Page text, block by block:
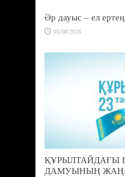
Әр дауыс – ел
03/08/2026
ҚҰРЫЛТАЙДАҒЫ
ДАМУЫНЫҢ